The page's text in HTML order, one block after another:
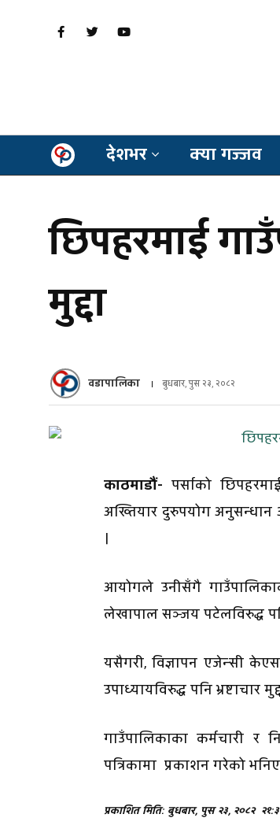
देशभर क्या गज्जव
छिपहरमाई
मुद्दा
वडापालिका बुधबार, पुस २३, २०८२
काठमाडौं- पर्साको
अख्तियार दुरुपयोग अनुसन्धान
।
आयोगले उनीसँगै
लेखापाल सञ्जय पटेलविरुद्ध
यसैगरी, विज्ञापन एजेन्सी
उपाध्यायविरुद्ध पनि
गाउँपालिकाका कर्मचारी र
पत्रिकामा प्रकाशन गरेको
प्रकाशित मिति: बुधबार, पुस २३, २०८२